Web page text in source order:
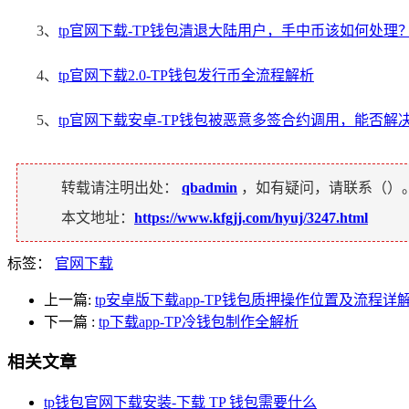
3、 tp官网下载-TP钱包清退大陆用户，手中币该如何处理？
4、 tp官网下载2.0-TP钱包发行币全流程解析
5、 tp官网下载安卓-TP钱包被恶意多签合约调用，能否解决
转载请注明出处： qbadmin ，如有疑问，请联系（）。
本文地址： https://www.kfgjj.com/hyuj/3247.html
标签： 官网下载
上一篇: tp安卓版下载app-TP钱包质押操作位置及流程详
下一篇 : tp下载app-TP冷钱包制作全解析
相关文章
tp钱包官网下载安装-下载 TP 钱包需要什么